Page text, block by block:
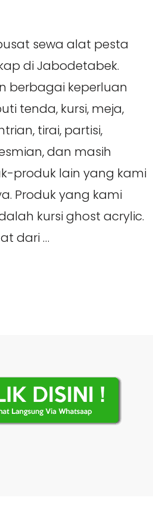
sewa alat pesta
di Jabodetabek.
berbagai keperluan
tenda, kursi, meja,
tirai, partisi,
dan masih
produk lain yang kami
Produk yang kami
kursi ghost acrylic.
dari …